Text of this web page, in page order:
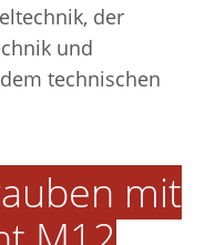
der
und
technischen
mit